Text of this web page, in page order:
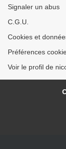
Signaler un abus
C.G.U.
Cookies et
Préférences
Voir le profil de